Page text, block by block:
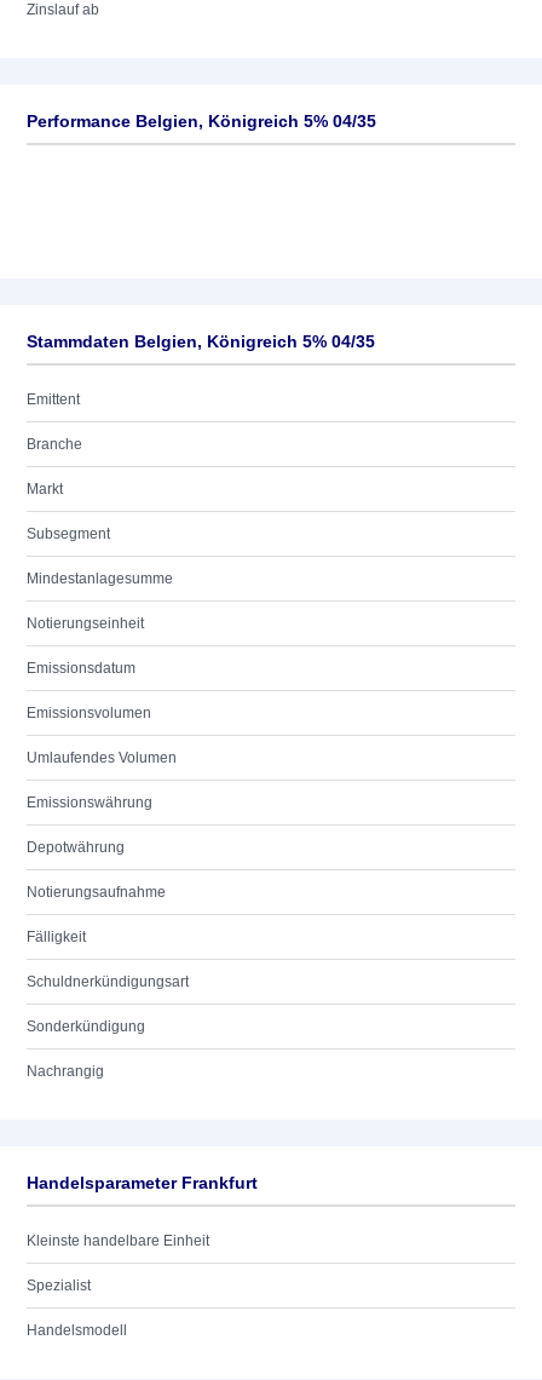
Zinslauf ab
Performance Belgien, Königreich 5% 04/35
Stammdaten Belgien, Königreich 5% 04/35
Emittent
Branche
Markt
Subsegment
Mindestanlagesumme
Notierungseinheit
Emissionsdatum
Emissionsvolumen
Umlaufendes Volumen
Emissionswährung
Depotwährung
Notierungsaufnahme
Fälligkeit
Schuldnerkündigungsart
Sonderkündigung
Nachrangig
Handelsparameter Frankfurt
Kleinste handelbare Einheit
Spezialist
Handelsmodell